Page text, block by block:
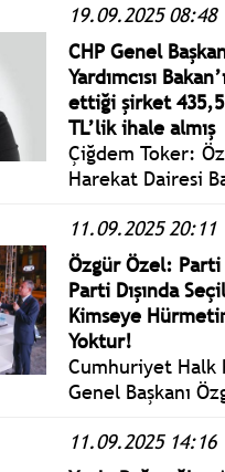
yaralandığı
ilişkin, 19’u
32 sanığın
davaya, 23 Eylül
bugün 2.
Ağır Ceza
devam edilecek.
19.09.2025 08:48
CHP Genel
Yardımcısı
ettiği şirket
TL’lik ihale almış
Çiğdem Toker:
Harekat Dairesi
Veysel Murat
hakkında nakit
aldığı, ihaleler
bulunduğunu
yemek şirketi,
kayıtlarından
bilgilere göre
yaklaşık 435,5
ihale almış.
11.09.2025 20:11
Özgür Özel:
Parti Dışında
Kimseye
Yoktur!
Cumhuriyet Halk
Genel Başkanı
11 Açılış, 11
11.09.2025 14:16